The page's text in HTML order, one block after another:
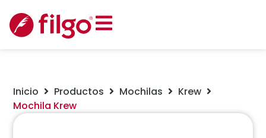
Inicio Productos Mochilas
Krew
Mochila Krew